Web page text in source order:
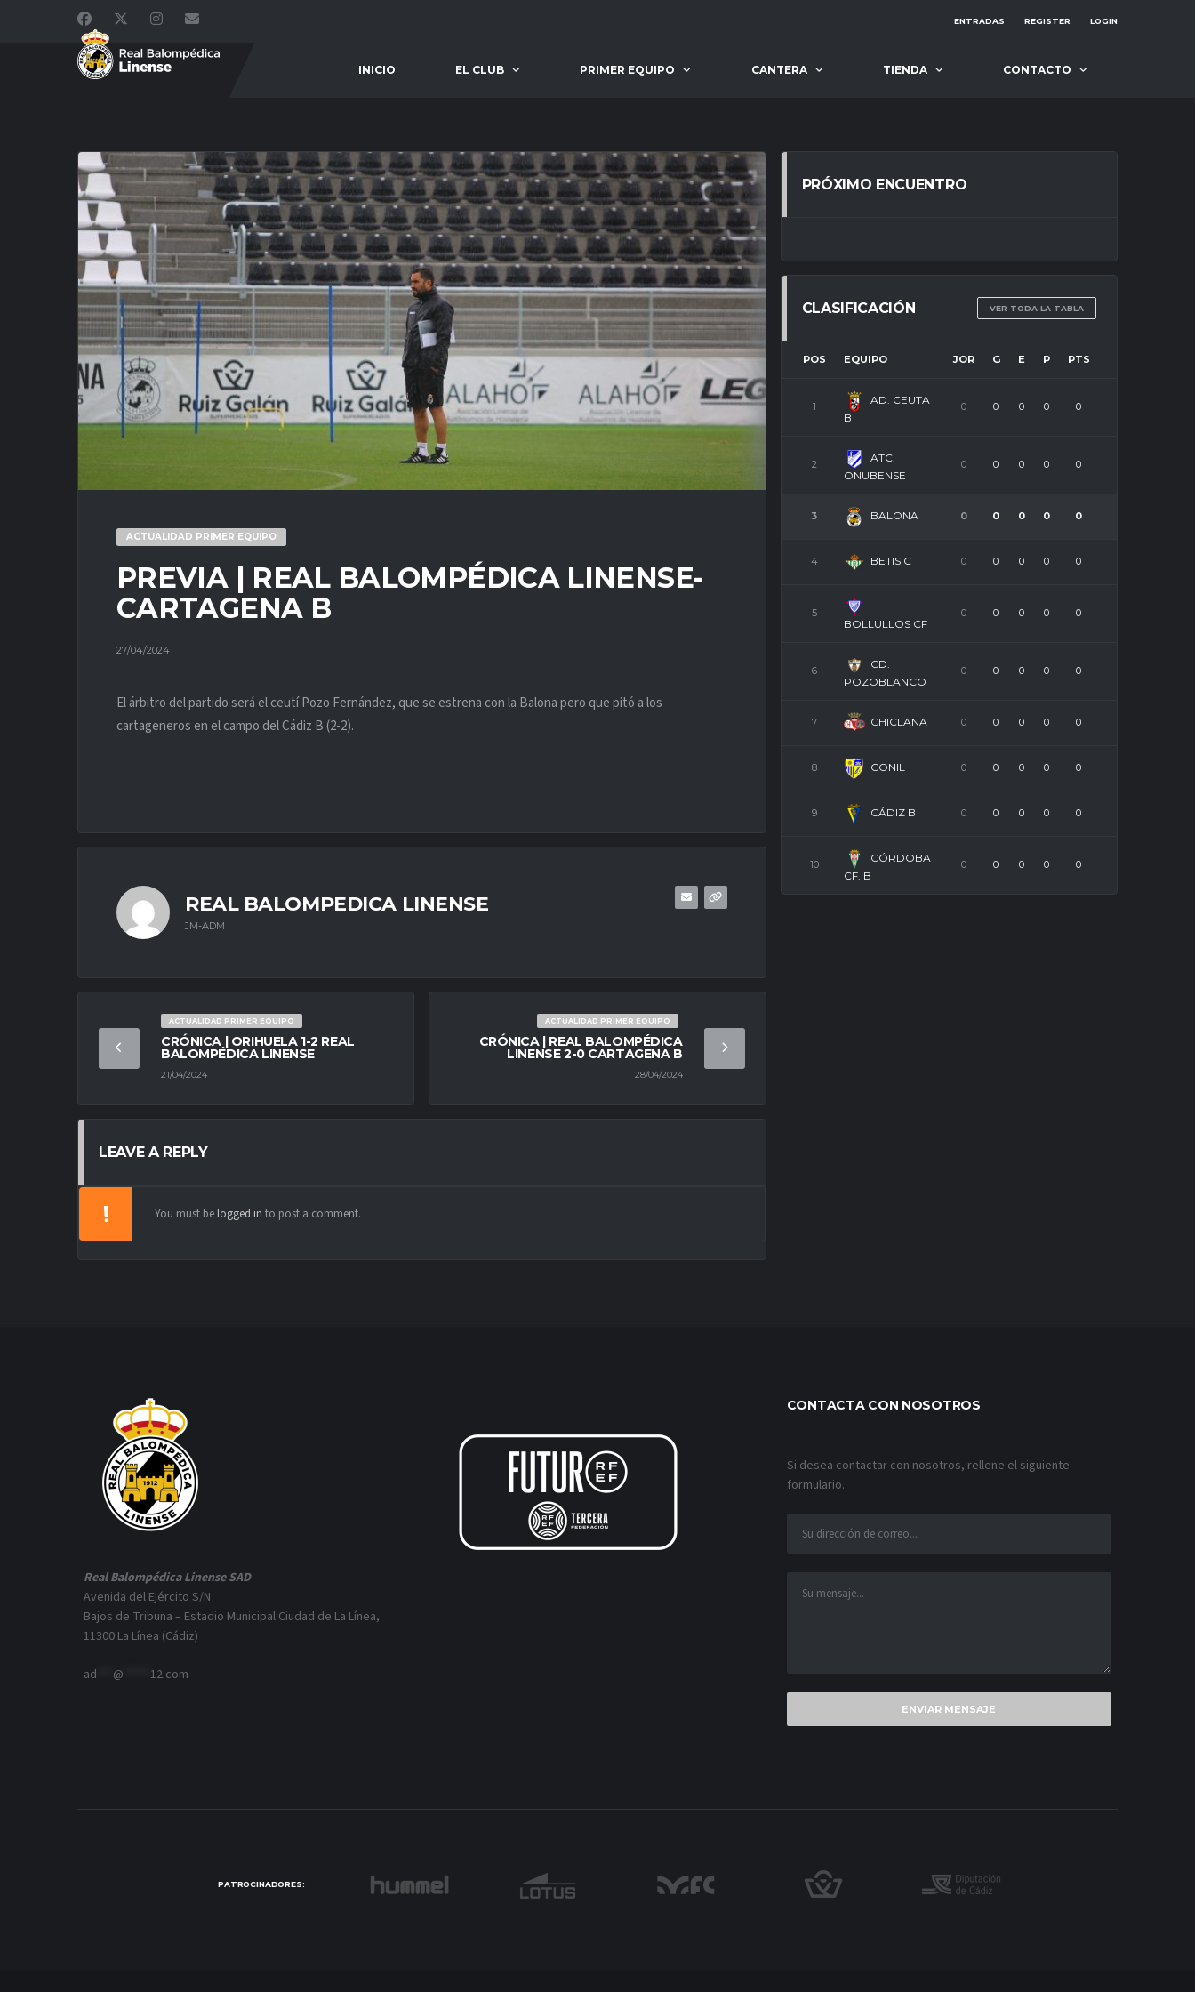
ENTRADAS REGISTER LOGIN
INICIO EL CLUB PRIMER EQUIPO CANTERA TIENDA CONTACTO
ACTUALIDAD PRIMER EQUIPO
PREVIA | REAL BALOMPÉDICA LINENSE-
CARTAGENA B
27/04/2024
El árbitro del partido será el ceutí Pozo Fernández, que se estrena con la Balona pero que pitó a los
cartageneros en el campo del Cádiz B (2-2).
REAL BALOMPEDICA LINENSE
JM-ADM
ACTUALIDAD PRIMER EQUIPO
CRÓNICA | ORIHUELA 1-2 REAL
BALOMPÉDICA LINENSE
21/04/2024
ACTUALIDAD PRIMER EQUIPO
CRÓNICA | REAL BALOMPÉDICA
LINENSE 2-0 CARTAGENA B
28/04/2024
LEAVE A REPLY
You must be logged in to post a comment.
PRÓXIMO ENCUENTRO
CLASIFICACIÓN VER TODA LA TABLA
POS EQUIPO JOR G E P PTS
1
AD. CEUTA
B
0 0 0 0 0
2
ATC.
ONUBENSE
0 0 0 0 0
3 BALONA 0 0 0 0 0
4 BETIS C 0 0 0 0 0
5
BOLLULLOS CF
0 0 0 0 0
6
CD.
POZOBLANCO
0 0 0 0 0
7 CHICLANA 0 0 0 0 0
8 CONIL 0 0 0 0 0
9 CÁDIZ B 0 0 0 0 0
10
CÓRDOBA
CF. B
0 0 0 0 0
Real Balompédica Linense SAD
Avenida del Ejército S/N
Bajos de Tribuna – Estadio Municipal Ciudad de La Línea,
11300 La Línea (Cádiz)
ad @ 12.com
CONTACTA CON NOSOTROS
Si desea contactar con nosotros, rellene el siguiente
formulario.
PATROCINADORES: